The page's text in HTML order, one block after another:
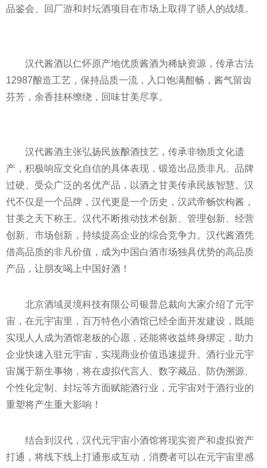
品鉴会、回厂游和封坛酒项目在市场上取得了骄人的战绩。
汉代酱酒以仁怀原产地优质酱酒为稀缺资源，传承古法
12987酿造工艺，保持品质一流，入口饱满酣畅，酱气留齿
芬芳，余香挂杯缭绕，回味甘美尽享。
汉代酱酒主张弘扬民族酿酒技艺，传承非物质文化遗
产，积极响应文化自信的具体表现，锻造出品质非凡、品牌
过硬、受众广泛的名优产品，以酒之甘美传承民族智慧。汉
代不仅是一个品牌，汉代更是一个历史，汉武帝畅饮枸酱，
甘美之天下称王。汉代不断推动技术创新、管理创新、经营
创新、市场创新，持续提高企业的综合竞争力。汉代酱酒凭
借高品质的非凡价值，成为中国白酒市场独具优势的高品质
产品，让朋友喝上中国好酒！
北京酒域灵境科技有限公司银普总裁向大家介绍了元宇
宙，在元宇宙里，百万特色小酒馆已经全面开发建设，既能
实现人人成为酒馆老板的心愿，还能将收益终身绑定，助力
企业快速入驻元宇宙，实现商业价值迅速提升。酒行业元宇
宙属于新生事物，将在虚拟代言人、数字藏品、防伪溯源、
个性化定制、封坛等方面赋能酒行业， 元宇宙对于酒行业的
重塑将产生重大影响！
结合到汉代，汉代元宇宙小酒馆将现实资产和虚拟资产
打通，将线下线上打通形成互动，消费者可以在元宇宙里感